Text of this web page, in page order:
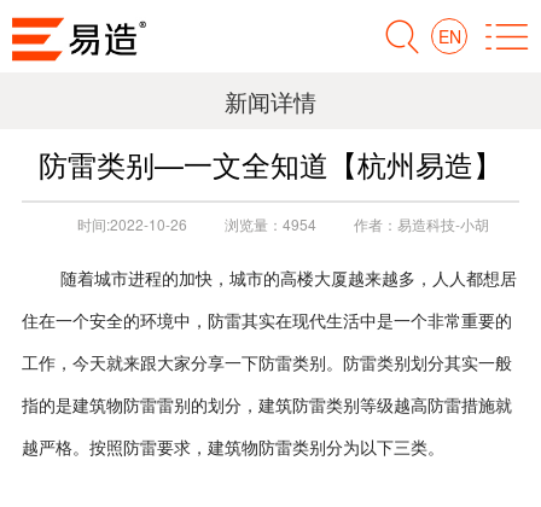
EN
新闻详情
防雷类别—一文全知道【杭州易造】
时间:2022-10-26 浏览量： 4954 作者： 易造科技-小胡
随着城市进程的加快，城市的高楼大厦越来越多，人人都想居
住在一个安全的环境中，防雷其实在现代生活中是一个非常重要的
工作，今天就来跟大家分享一下防雷类别。防雷类别划分其实一般
指的是建筑物防雷雷别 的划分，建筑防雷类别 等级越高防雷措施就
越严格。 按照防雷要求，建筑物防雷类别 分为以下三类。